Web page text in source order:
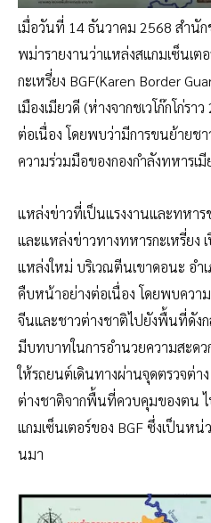
เมื่อวันที่ 14 ธันวาคม 2568 สำนั
พม่ารายงานว่าแหล่งสแกมเซ็นเต
กะเหรี่ยง BGF(Karen Border
เมืองเมียวดี (ห่างจากชเวโก๊กโก่รา
ต่อเนื่อง โดยพบว่ามีการขนย้ายช
ความร่วมมือของกองกำลังทหารเ
แหล่งข่าวที่เป็นแรงงานและทหาร
และแหล่งข่าวทางทหารกะเหรี่ยง
แหล่งใหม่ บริเวณตีนเขาดอนะ อำเ
คืบหน้าอย่างต่อเนื่อง โดยพบควา
จีนและชาวต่างชาติไปยังพื้นที่ดัง
มีบทบาทในการอำนวยความสะด
ให้รถยนต์เดินทางผ่านจุดตรวจต่า
ต่างชาติจากพื้นที่ควบคุมของตน
แกมเซ็นเตอร์ของ BGF ซึ่งเป็นห
นมา